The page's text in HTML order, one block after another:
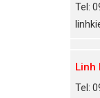
Tel:
Linh
Tel: